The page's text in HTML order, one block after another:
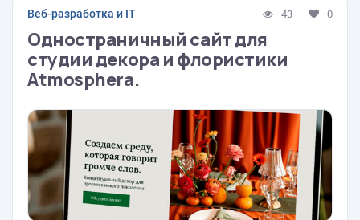
Веб-разработка и IT 43 0
Одностраничный сайт для
студии декора и флористики
Atmosphera.